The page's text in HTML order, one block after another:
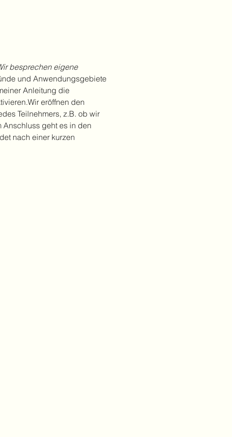
besprechen eigene
und Anwendungsgebiete
Anleitung die
eröffnen den
Teilnehmers, z.B. ob wir
geht es in den
nach einer kurzen